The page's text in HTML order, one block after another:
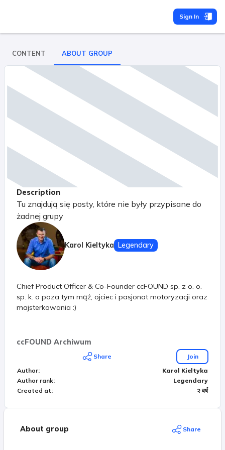
Sign In
CONTENT ABOUT GROUP
Description
Tu znajdują się posty, które nie były przypisane do
żadnej grupy
Karol Kieltyka Legendary
Chief Product Officer & Co-Founder ccFOUND sp. z o. o.
sp. k. a poza tym mąż, ojciec i pasjonat motoryzacji oraz
majsterkowania :)
ccFOUND Archiwum
Share
Join
Author:
Karol Kieltyka
Author rank:
Legendary
Created at: २ वर्ष
About group Share